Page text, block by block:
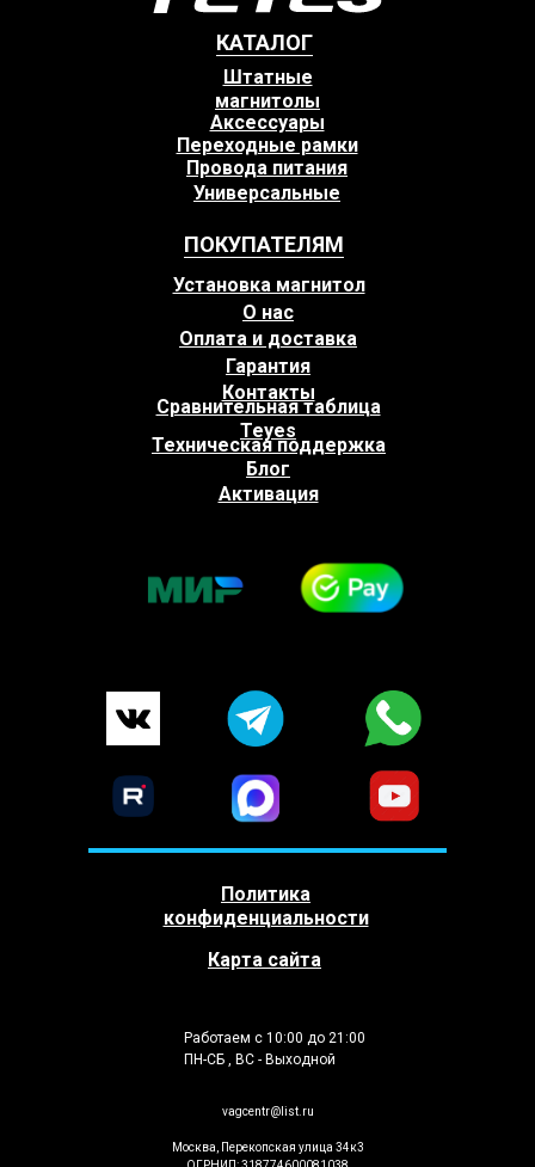
ПОКУПАТЕЛЯМ
КАТАЛОГ
Москва, Перекопская улица 34к3
vagcentr@list.ru
Аксессуары
Провода питания
Штатные
магнитолы
Переходные рамки
Работаем с 10:00 до 21:00
ПН-СБ , ВС - Выходной
Политика
конфиденциальности
Карта сайта
Универсальные
Установка магнитол
Контакты
Сравнительная таблица
Teyes
Блог
Техническая поддержка
Активация
Оплата и доставка
О нас
Гарантия